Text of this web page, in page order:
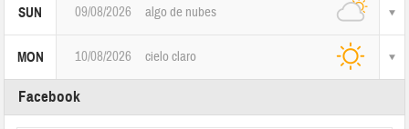
SUN 09/08/2026 algo de nubes
MON 10/08/2026 cielo claro
Facebook